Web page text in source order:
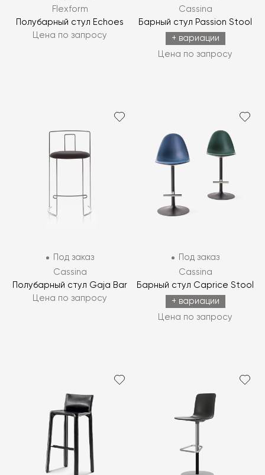
Flexform
Полубарный стул Echoes
Цена по запросу
Cassina
Барный стул Passion Stool
+ вариации
Цена по запросу
Под заказ
Cassina
Полубарный стул Gaja Bar
Цена по запросу
Под заказ
Cassina
Барный стул Caprice Stool
+ вариации
Цена по запросу